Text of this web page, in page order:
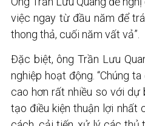
việc ngay từ đầu năm để
thong thả, cuối năm vất vả”.
Đặc biệt, ông Trần Lưu
nghiệp hoạt động. “Chúng
cao hơn rất nhiều so với dự
tạo điều kiện thuận lợi nhất